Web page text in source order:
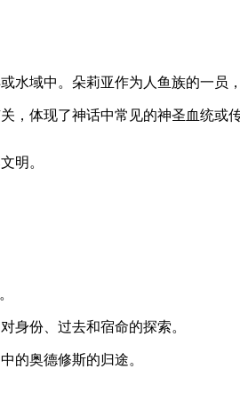
域中。朵莉亚作为人鱼族的一员
，体现了神话中常见的神圣血统或传
明。
身份、过去和宿命的探索。
的奥德修斯的归途。